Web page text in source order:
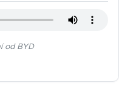
od BYD